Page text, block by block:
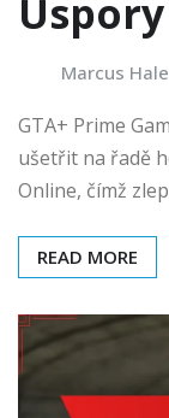
Úspory
Marcus Hale
GTA+ Prime
ušetřit na řadě
Online, čímž
READ MORE